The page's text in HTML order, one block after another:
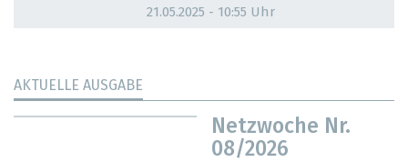
21.05.2025 - 10:55 Uhr
AKTUELLE AUSGABE
Netzwoche Nr.
08/2026